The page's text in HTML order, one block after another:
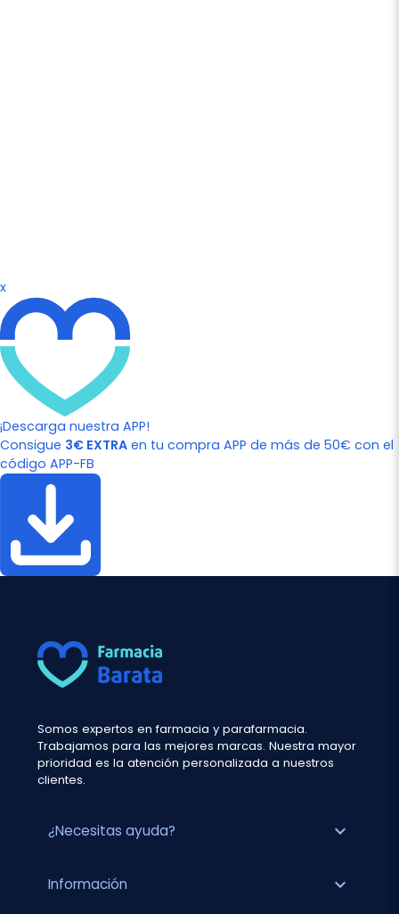
x
¡Descarga nuestra APP!
Consigue 3€ EXTRA en tu compra APP de más de 50€ con el
código APP-FB
Somos expertos en farmacia y parafarmacia.
Trabajamos para las mejores marcas. Nuestra mayor
prioridad es la atención personalizada a nuestros
clientes.
¿Necesitas ayuda? expand_more
Información expand_more